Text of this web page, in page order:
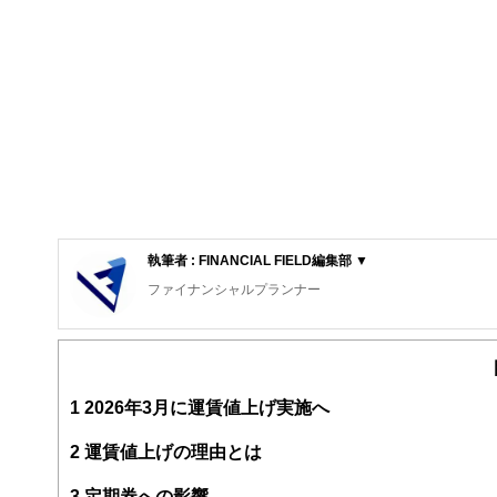
執筆者 : FINANCIAL FIELD編集部 ▼
ファイナンシャルプランナー
FinancialField編集部は、金融、経済に関する記事を、日
案から記事掲載まですべての工程に関わることで、読者目
FinancialFieldの特徴は、ファイナンシャルプランナー、
ー、公認会計士、社会保険労務士、行政書士、投資アナ
1 2026年3月に運賃値上げ実施へ
2 運賃値上げの理由とは